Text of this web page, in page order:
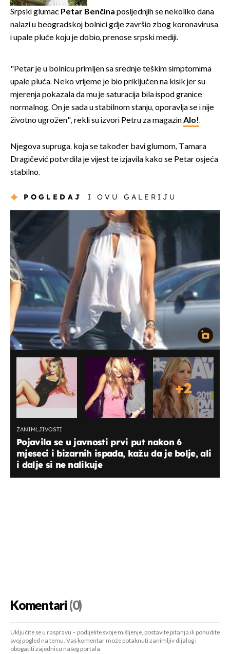
Srpski glumac Petar Benčina posljednjih se nekoliko dana
nalazi u beogradskoj bolnici gdje završio zbog koronavirusa
i upale pluće koju je dobio, prenose srpski mediji.
"Petar je u bolnicu primljen sa srednje teškim simptomima
upale pluća. Neko vrijeme je bio priključen na kisik jer su
mjerenja pokazala da mu je saturacija bila ispod granice
normalnog. On je sada u stabilnom stanju, oporavlja se i nije
životno ugrožen", rekli su izvori Petru za magazinAlo!.
Njegova supruga, koja se također bavi glumom, Tamara
Dragičević potvrdila je vijest te izjavila kako se Petar osjeća
stabilno.
POGLEDAJ I OVU GALERIJU
+2
ZANIMLJIVOSTI
Pojavila se u javnosti prvi put nakon 6
mjeseci i bizarnih ispada, kažu da je bolje, ali
i dalje si ne nalikuje
Komentari(0)
Uključite se u raspravu – podijelite svoje mišljenje, postavite pitanja ili ponudite
svoj pogled na temu. Vaš komentar može potaknuti zanimljiv dijalog i
obogatiti zajednicu našeg portala.